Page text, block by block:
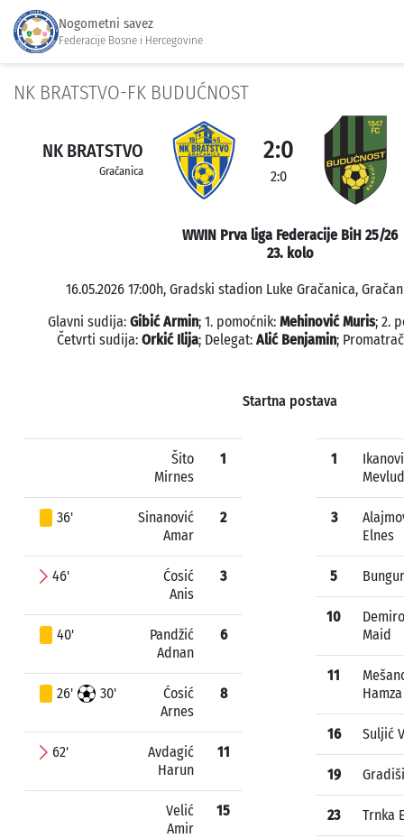
Nogometni savez
Federacije Bosne i Hercegovine
NK BRATSTVO-FK BUDUĆNOST
NK BRATSTVO
Gračanica
2:0
2:0
WWIN Prva liga Federacije BiH 25/26
23. kolo
16.05.2026 17:00h, Gradski stadion Luke Gračanica,
Glavni sudija: Gibić Armin; 1. pomoćnik: Mehinović Muris; 2.
Četvrti sudija: Orkić Ilija; Delegat: Alić Benjamin;
Startna postava
Šito
Mirnes
1
36'
Sinanović
Amar
2
46'
Ćosić
Anis
3
40'
Pandžić
Adnan
6
26' 30'
Ćosić
Arnes
8
62'
Avdagić
Harun
11
Velić
Amir
15
1
3
Elnes
5
10
Maid
11
Hamza
16 Suljić
19
23 Trnka